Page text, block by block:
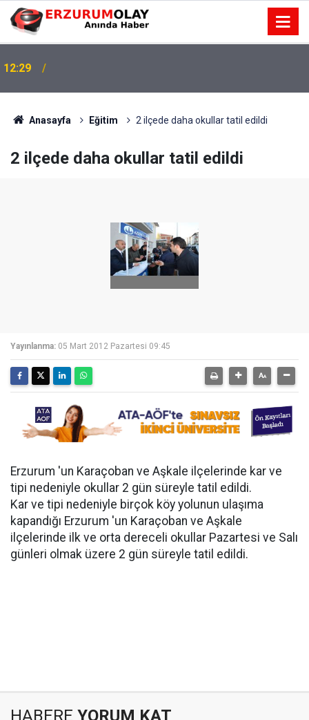
12:29
Anasayfa Eğitim 2 ilçede daha okullar tatil edildi
2 ilçede daha okullar tatil edildi
Yayınlanma: 05 Mart 2012 Pazartesi 09:45
Erzurum 'un Karaçoban ve Aşkale ilçelerinde kar ve
tipi nedeniyle okullar 2 gün süreyle tatil edildi.
Kar ve tipi nedeniyle birçok köy yolunun ulaşıma
kapandığı Erzurum 'un Karaçoban ve Aşkale
ilçelerinde ilk ve orta dereceli okullar Pazartesi ve Salı
günleri olmak üzere 2 gün süreyle tatil edildi.
HABERE YORUM KAT